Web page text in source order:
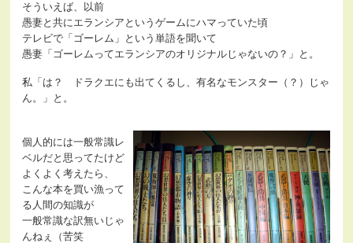
そういえば、以前
愚妻と共にエランシアというゲームにハマっていた頃
テレビで「ゴーレム」という単語を聞いて
愚妻「ゴーレムってエランシアのオリジナルじゃないの？」と。
私「は？ ドラクエにも出てくるし、有名なモンスター（？）じゃ
ん。」と。
個人的には一般常識レ
ベルだと思ってたけど
よくよく考えたら、
こんな本を買い漁って
る人間の知識が
一般常識な訳無いじゃ
んねぇ（苦笑